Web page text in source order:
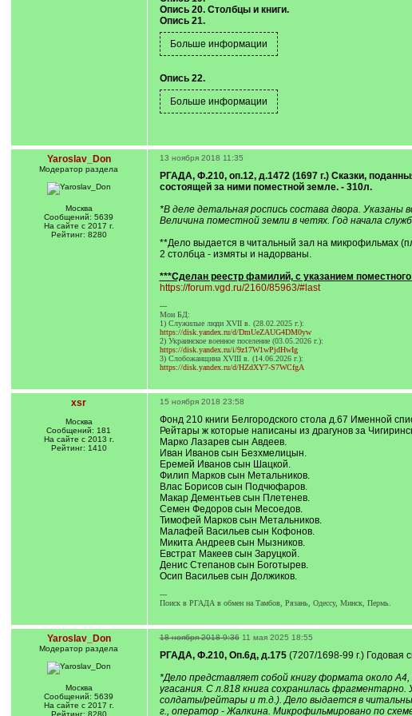
Опись 20. Столбцы и книги.
Опись 21.
Опись 22.
Yaroslav_Don
Модератор раздела
Москва
Сообщений: 5639
На сайте с 2017 г.
Рейтинг: 8280
13 ноября 2018 11:35
РГАДА, Ф.210, оп.12, д.1472 (1697 г.) Сказки,
состоящей за ними поместной земле. - 310л.
*В деле детальная роспись состава двора.
Величина поместной земли в четях. Год начала
**Дело выдается в читальный зал на микрофильмах
2 столбца - измяты и надорваны.
***Сделан реестр фамилий, с указанием
https://forum.vgd.ru/2160/85963/#last
---
Мои БД:
1) Служилые люди XVII в. (28.02.2025 г.):
https://disk.yandex.ru/d/DmUeZAUG4DM0yw
2) Украинское военное поселение (03.05.2026 г.):
https://disk.yandex.ru/i/9z17W1wPjdHwIg
3) Слобожанщина XVIII в. (14.06.2026 г.):
https://disk.yandex.ru/d/HZdXY7-S7WCfgA
xsr
Москва
Сообщений: 181
На сайте с 2013 г.
Рейтинг: 1410
15 ноября 2018 23:58
Фонд 210 книги Белгородского стола д.67 Именной
Рейтары ж которые написаны из драгунов за
Марко Лазарев сын Авдеев.
Иван Иванов сын Безхмелицын.
Еремей Иванов сын Шацкой.
Филип Марков сын Метальников.
Влас Борисов сын Подчюфаров.
Макар Дементьев сын Плетенев.
Семен Федоров сын Месоедов.
Тимофей Марков сын Метальников.
Малафей Васильев сын Кофонов.
Микита Андреев сын Мызников.
Евстрат Макеев сын Заруцкой.
Денис Степанов сын Боготырев.
Осип Васильев сын Должиков.
---
Поиск в РГАДА в обмен на Тамбов, Рязань, Одессу, Минск, Пермь.
Yaroslav_Don
Модератор раздела
Москва
Сообщений: 5639
На сайте с 2017 г.
Рейтинг: 8280
18 ноября 2018 9:36 11 мая 2025 18:55
РГАДА, Ф.210, Оп.6д, д.175(7207/1698-99 г.) Годовая
*Дело представляет собой книгу формата около
угасания. С л.818 книга сохранилась
солдаты/рейтары и т.д.). Дело выдается в
г., оператор - Жалкина. Микрофильмировано по